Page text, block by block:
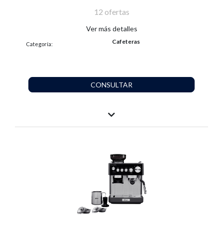
12 ofertas
Ver más detalles
Categoría: Cafeteras
CONSULTAR